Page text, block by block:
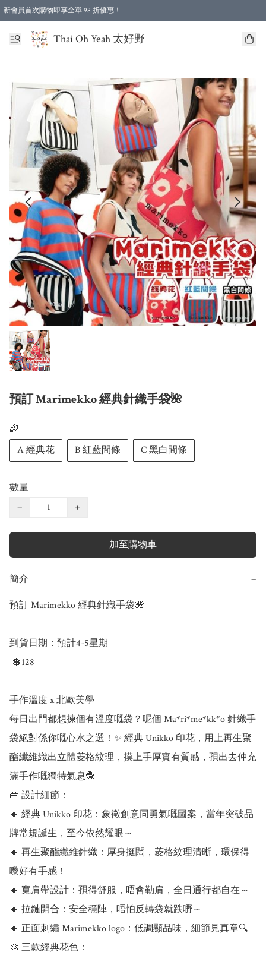
新會員首次購物即享全單 98 折優惠！
特選會員可享全單低至 96 折優惠！
Thai Oh Yeah 太好野
預訂 Marimekko 經典針織手袋🌺
🌈
A 經典花
B 紅藍間條 C 黑白間條
數量
−
+
加至購物車
簡介 −
預訂 Marimekko 經典針織手袋🌺
到貨日期：預計4-5星期
手作溫度 x 北歐美學
每日出門都想揀個有溫度嘅袋？呢個 Ma*ri*me*kk*o 針織手
袋絕對係你嘅心水之選！✨ 經典 Unikko 印花，用上再生聚
酯纖維織出立體菱格紋理，摸上手厚實有質感，孭出去仲充
滿手作嘅獨特氣息🧶
👜 設計細節：
🔸 經典 Unikko 印花：象徵創意同勇氣嘅圖案，當年突破品
牌常規誕生，至今依然耀眼～
🔸 再生聚酯纖維針織：厚身挺闊，菱格紋理清晰，環保得
嚟好有手感！
🔸 寬肩帶設計：孭得舒服，唔會勒肩，全日通行都自在～
🔸 拉鏈開合：安全穩陣，唔怕反轉袋就跌嘢～
🔸 正面刺繡 Marimekko logo：低調顯品味，細節見真章🔍
🎨 三款經典花色：